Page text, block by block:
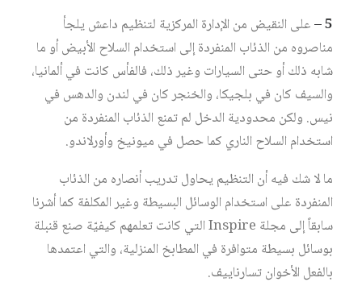
5 –
على النقيض من الإدارة المركزية لتنظيم داعش يلجأ
مناصروه من الذئاب المنفردة إلى استخدام السلاح الأبيض أو ما
شابه ذلك أو حتى السيارات وغير ذلك، فالفأس كانت في ألمانيا،
والسيف كان في بلجيكا، والخنجر كان في لندن والدهس في
نيس. ولكن محدودية الدخل لم تمنع الذئاب المنفردة من
استخدام السلاح الناري كما حصل في ميونيخ وأورلاندو.
ما لا شك فيه أن التنظيم يحاول تدريب أنصاره من الذئاب
المنفردة على استخدام الوسائل البسيطة وغير المكلفة كما أشرنا
سابقاً إلى مجلة Inspire التي كانت تعلمهم كيفيّة صنع قنبلة
بوسائل بسيطة متوافرة في المطابخ المنزلية، والتي اعتمدها
بالفعل الأخوان تسارناييف.